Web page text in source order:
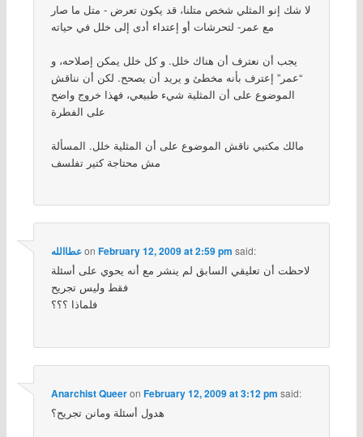
لا شك إنو المثلي شخص متلنا، قد يكون تعرض - متل ما صار
مع عمر- لتحرشات أو إعتداء أدى إلى خلل في حياته
يجب أن نعترف أن هناك خلل. و كل خلل يمكن إصلاحه، و
“عمر” إعترف بأنه مخطئ و يريد أن يصحح. لكن أن نناقش
الموضوع على أن المثلية شيء طبيعي، فهذا خروج واضح
على الفطرة
مالك مكتبي ناقش الموضوع على أن المثلية خلل. المسألة
مش محتاجة كتير تفلسف
عطااللهon February 12, 2009 at 2:59 pm said:
لاحظت أن تعليقي السابق لم ينشر مع أنه يحوي على أسئلة
فقط وليس تجريح
فلماذا ؟؟؟
Anarchist Queeron February 12, 2009 at 3:12 pm said:
هدول أسئلة ومانن تجريح؟